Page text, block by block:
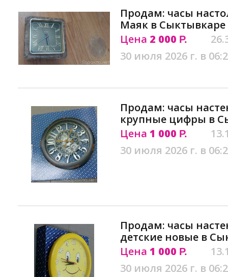
Продам: часы
Маяк в Сыктывкаре
Цена 2 000 Р.
30 июля 2026 г. в
Продам: часы
крупные цифры в
Цена 1 000 Р.
30 июля 2026 г. в
Продам: часы
детские новые в
Цена 1 000 Р.
30 июля 2026 г. в